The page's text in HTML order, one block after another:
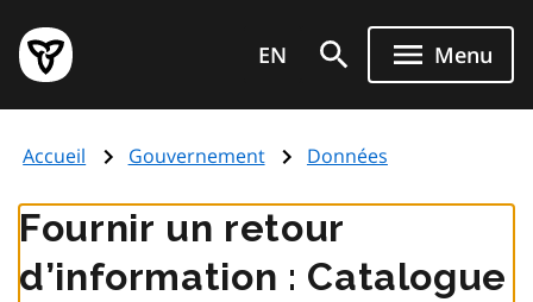
au
contenu
principal
Page
d'accueil
de
EN Menu
Accueil Gouvernement Données
Fournir un retour
d’information : Catalogue